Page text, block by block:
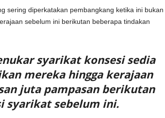
sering diperkatakan pembangkang ketika ini bukan
sebelum ini berikutan beberapa tindakan
syarikat konsesi sedia
mereka hingga kerajaan
juta pampasan berikutan
syarikat sebelum ini.